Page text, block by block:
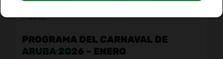
meses.
PROGRAMA DEL CARNAVAL DE
ARUBA 2026 – ENERO